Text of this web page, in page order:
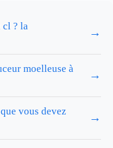
cl ? la
→
moelleuse à
→
vous devez
→